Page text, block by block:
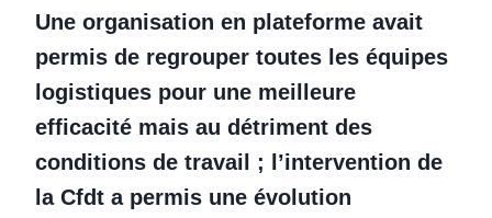
Une organisation en plateforme avait
permis de regrouper toutes les équipes
logistiques pour une meilleure
efficacité mais au détriment des
conditions de travail ; l’intervention de
la Cfdt a permis une évolution